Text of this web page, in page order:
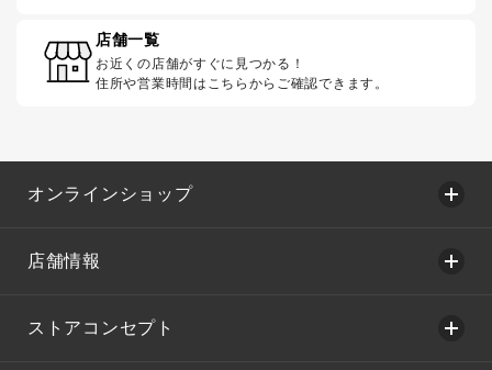
店舗一覧
お近くの店舗がすぐに見つかる！
住所や営業時間はこちらからご確認できます。
オンラインショップ
店舗情報
ストアコンセプト